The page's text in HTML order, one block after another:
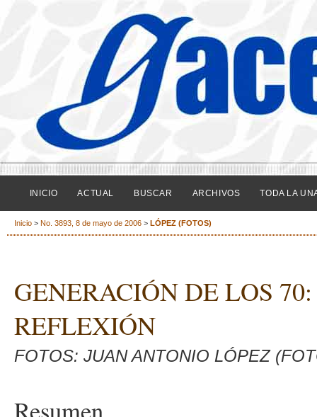
INICIO ACTUAL BUSCAR ARCHIVOS TODA LA
Inicio > No. 3893, 8 de mayo de 2006 > LÓPEZ (FOTOS)
GENERACIÓN DE LOS
REFLEXIÓN
FOTOS: JUAN ANTONIO LÓPEZ